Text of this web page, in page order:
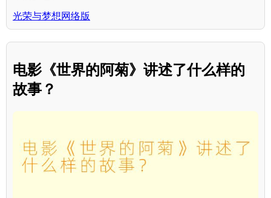
光荣与梦想网络版
电影《世界的阿菊》讲述了什么样的
故事？